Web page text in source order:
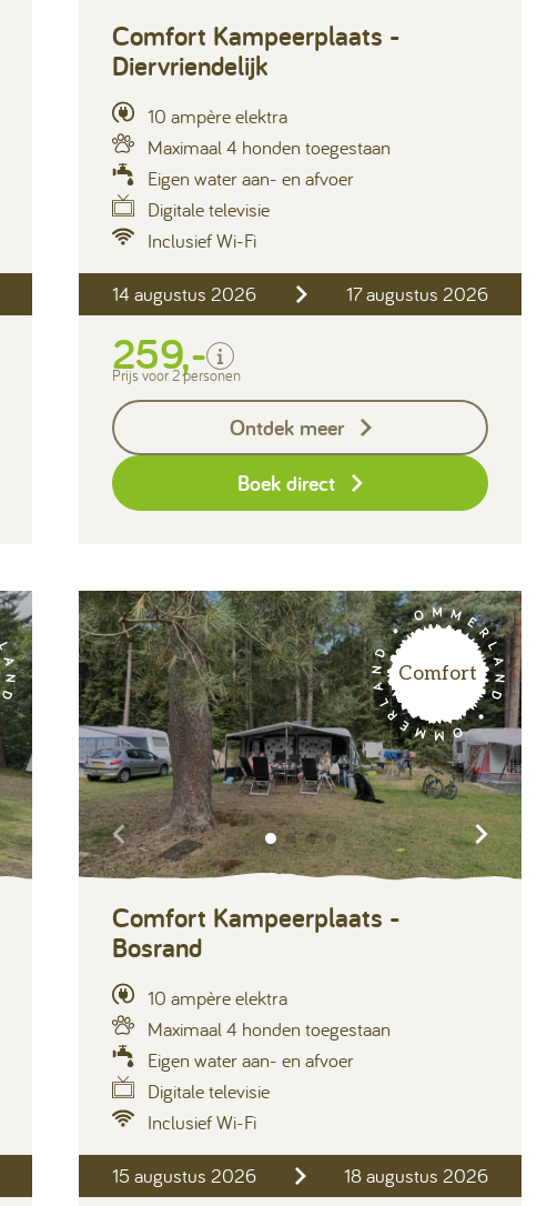
Comfort Kampeerplaats -
Diervriendelijk
10 ampère elektra
Maximaal 4 honden toegestaan
Eigen water aan- en afvoer
Digitale televisie
Inclusief Wi-Fi
14 augustus 2026 17 augustus 2026
259,-
Inclusief
2 personen
Exclusief
Borg I-con € 25,-
Prijs voor 2 personen
Ontdek meer
Boek direct
Comfort
Comfort Kampeerplaats -
Bosrand
10 ampère elektra
Maximaal 4 honden toegestaan
Eigen water aan- en afvoer
Digitale televisie
Inclusief Wi-Fi
15 augustus 2026 18 augustus 2026
Inclusief
2 personen